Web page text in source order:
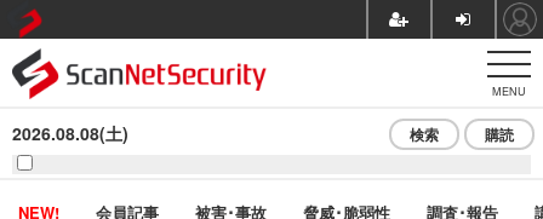
MENU
2026.08.08(土) 検索 購読
NEW! 会員記事 被害･事故 脅威･脆弱性 調査･報告